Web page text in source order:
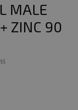
MALE
ZINC 90